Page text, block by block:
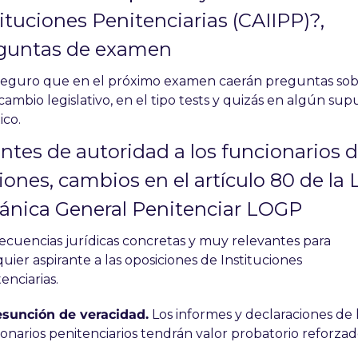
Penitenciarias (CAIIPP)?,
de examen
que en el próximo examen caerán preguntas
legislativo, en el tipo tests y quizás en algún
de autoridad a los funcionarios
cambios en el artículo 80 de la
General Penitenciar LOGP
jurídicas concretas y muy relevantes para
aspirante a las oposiciones de Instituciones
de veracidad. Los informes y declaraciones de
penitenciarios tendrán valor probatorio